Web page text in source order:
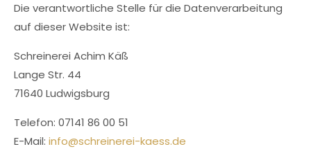
Die verantwortliche Stelle für die Datenverarbeitung
auf dieser Website ist:
Schreinerei Achim Käß
Lange Str. 44
71640 Ludwigsburg
Telefon: 07141 86 00 51
E-Mail: info@schreinerei-kaess.de